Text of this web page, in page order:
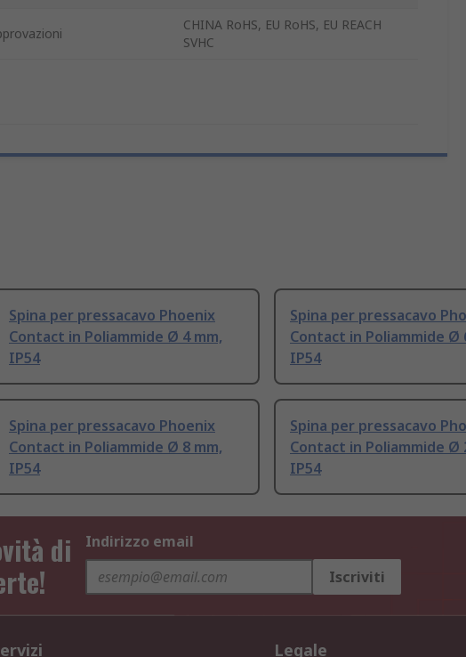
CHINA RoHS, EU RoHS, EU REACH
SVHC
Spina per pressacavo Phoenix
Contact in Poliammide Ø 4 mm,
IP54
Spina per pressacavo
Contact in Poliammide Ø
IP54
Spina per pressacavo Phoenix
Contact in Poliammide Ø 8 mm,
IP54
Spina per pressacavo
Contact in Poliammide Ø
IP54
di
Indirizzo email
Iscriviti
Legale